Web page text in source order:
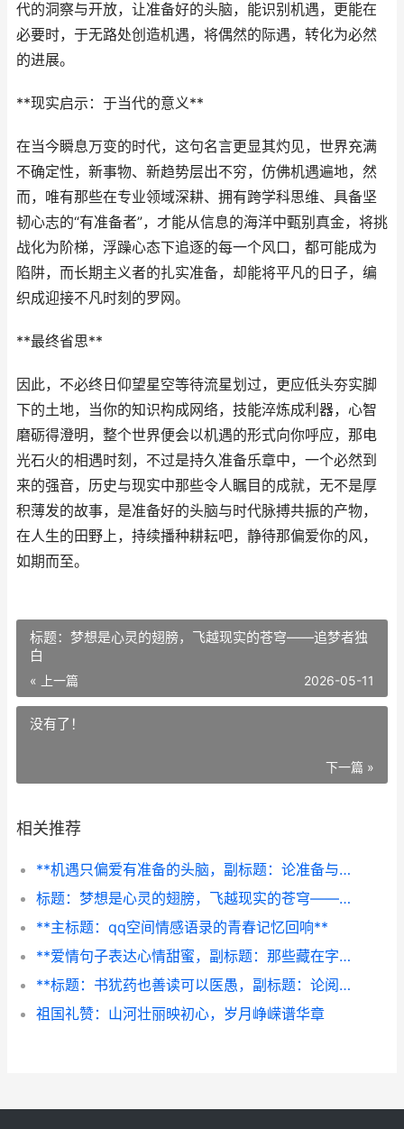
代的洞察与开放，让准备好的头脑，能识别机遇，更能在
必要时，于无路处创造机遇，将偶然的际遇，转化为必然
的进展。
**现实启示：于当代的意义**
在当今瞬息万变的时代，这句名言更显其灼见，世界充满
不确定性，新事物、新趋势层出不穷，仿佛机遇遍地，然
而，唯有那些在专业领域深耕、拥有跨学科思维、具备坚
韧心志的“有准备者”，才能从信息的海洋中甄别真金，将挑
战化为阶梯，浮躁心态下追逐的每一个风口，都可能成为
陷阱，而长期主义者的扎实准备，却能将平凡的日子，编
织成迎接不凡时刻的罗网。
**最终省思**
因此，不必终日仰望星空等待流星划过，更应低头夯实脚
下的土地，当你的知识构成网络，技能淬炼成利器，心智
磨砺得澄明，整个世界便会以机遇的形式向你呼应，那电
光石火的相遇时刻，不过是持久准备乐章中，一个必然到
来的强音，历史与现实中那些令人瞩目的成就，无不是厚
积薄发的故事，是准备好的头脑与时代脉搏共振的产物，
在人生的田野上，持续播种耕耘吧，静待那偏爱你的风，
如期而至。
标题：梦想是心灵的翅膀，飞越现实的苍穹——追梦者独
白
« 上一篇 2026-05-11
没有了！
下一篇 »
相关推荐
**机遇只偏爱有准备的头脑，副标题：论准备与际遇的交响**
标题：梦想是心灵的翅膀，飞越现实的苍穹——追梦者独白
**主标题：qq空间情感语录的青春记忆回响**
**爱情句子表达心情甜蜜，副标题：那些藏在字句里的温柔时光**
**标题：书犹药也善读可以医愚，副标题：论阅读的疗愈与启迪力量**
祖国礼赞：山河壮丽映初心，岁月峥嵘谱华章